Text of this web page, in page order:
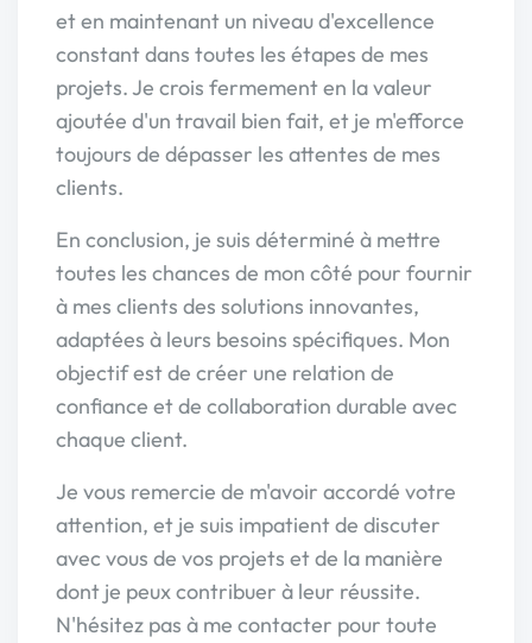
et en maintenant un niveau d'excellence
constant dans toutes les étapes de mes
projets. Je crois fermement en la valeur
ajoutée d'un travail bien fait, et je m'efforce
toujours de dépasser les attentes de mes
clients.
En conclusion, je suis déterminé à mettre
toutes les chances de mon côté pour fournir
à mes clients des solutions innovantes,
adaptées à leurs besoins spécifiques. Mon
objectif est de créer une relation de
confiance et de collaboration durable avec
chaque client.
Je vous remercie de m'avoir accordé votre
attention, et je suis impatient de discuter
avec vous de vos projets et de la manière
dont je peux contribuer à leur réussite.
N'hésitez pas à me contacter pour toute